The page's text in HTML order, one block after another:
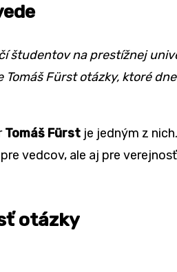
na prestížnej
Tomáš Fürst otázky, ktoré
Tomáš Fürst je jedným z
vedcov, ale aj pre
otázky